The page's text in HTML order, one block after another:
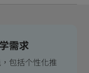
需求
包括个性化推